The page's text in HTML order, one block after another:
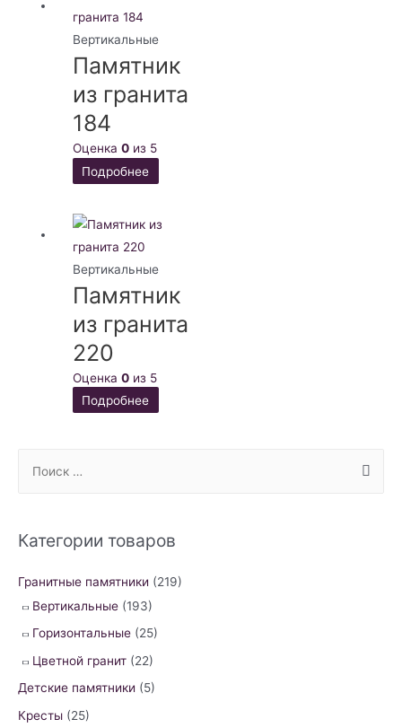
Вертикальные
Памятник
из гранита
184
Оценка0 из 5
Подробнее
Вертикальные
Памятник
из гранита
220
Оценка0 из 5
Подробнее
r
h
Категории товаров
Гранитные памятники (219)
Вертикальные (193)
Горизонтальные (25)
Цветной гранит (22)
Детские памятники (5)
Кресты (25)